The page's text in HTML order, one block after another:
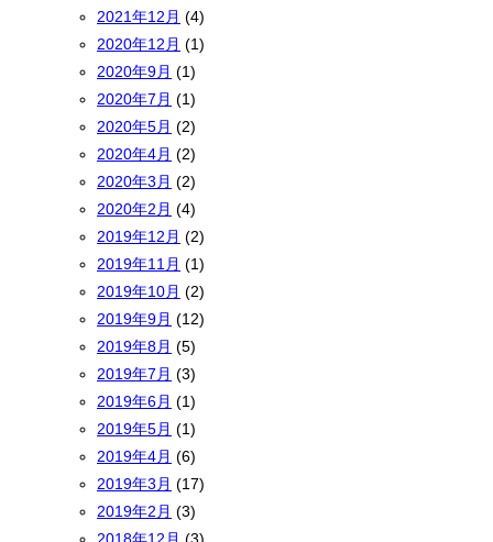
2021年12月 (4)
2020年12月 (1)
2020年9月 (1)
2020年7月 (1)
2020年5月 (2)
2020年4月 (2)
2020年3月 (2)
2020年2月 (4)
2019年12月 (2)
2019年11月 (1)
2019年10月 (2)
2019年9月 (12)
2019年8月 (5)
2019年7月 (3)
2019年6月 (1)
2019年5月 (1)
2019年4月 (6)
2019年3月 (17)
2019年2月 (3)